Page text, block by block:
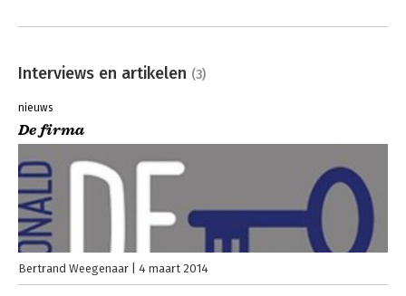
Interviews en artikelen (3)
nieuws
De firma
Bertrand Weegenaar 4 maart 2014